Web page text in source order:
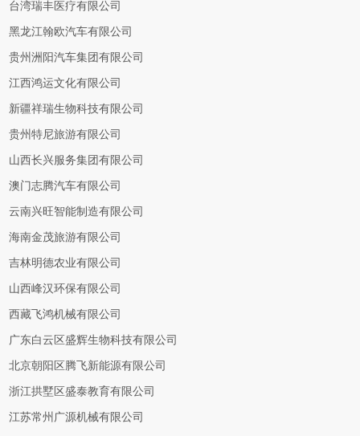
台湾瑞丰医疗有限公司
黑龙江翰欧汽车有限公司
贵州洲阳汽车集团有限公司
江西鸿运文化有限公司
新疆祥瑞生物科技有限公司
贵州特尼旅游有限公司
山西长兴服务集团有限公司
澳门志腾汽车有限公司
云南兴旺智能制造有限公司
海南金茂旅游有限公司
吉林明德农业有限公司
山西峰汉环保有限公司
西藏飞鸿机械有限公司
广东白云区盛辉生物科技有限公司
北京朝阳区腾飞新能源有限公司
浙江拱墅区盛泰教育有限公司
江苏常州广源机械有限公司